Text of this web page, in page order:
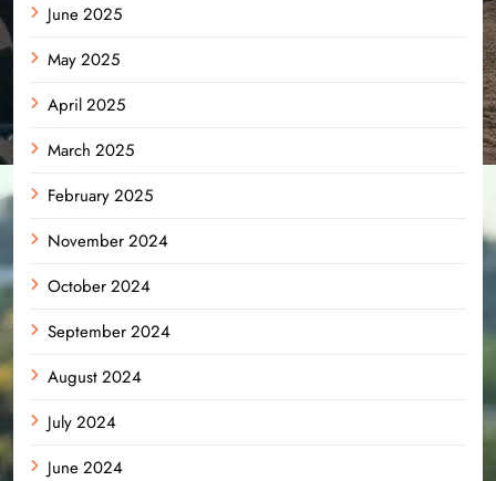
June 2025
May 2025
April 2025
March 2025
February 2025
November 2024
October 2024
September 2024
August 2024
July 2024
June 2024